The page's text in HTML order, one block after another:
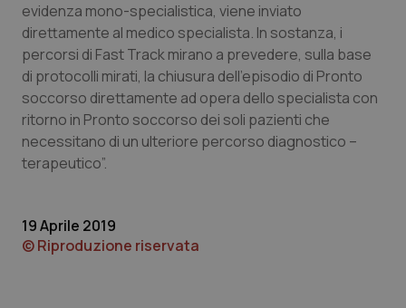
Provincia Autonoma di Trento
Puglia
Sardegna
Sicilia
Toscana
Ipertensione & Scompenso
Malattie rare
Malattia di Crohn & Rettocolite Ulcerosa
Neuroscienze & patologie neurodegenerative
Obesità
evidenza mono-specialistica, viene inviato
direttamente al medico specialista. In sostanza, i
percorsi di Fast Track mirano a prevedere, sulla base
di protocolli mirati, la chiusura dell’episodio di Pronto
soccorso direttamente ad opera dello specialista con
ritorno in Pronto soccorso dei soli pazienti che
necessitano di un ulteriore percorso diagnostico –
terapeutico”.
19 Aprile 2019
© Riproduzione riservata